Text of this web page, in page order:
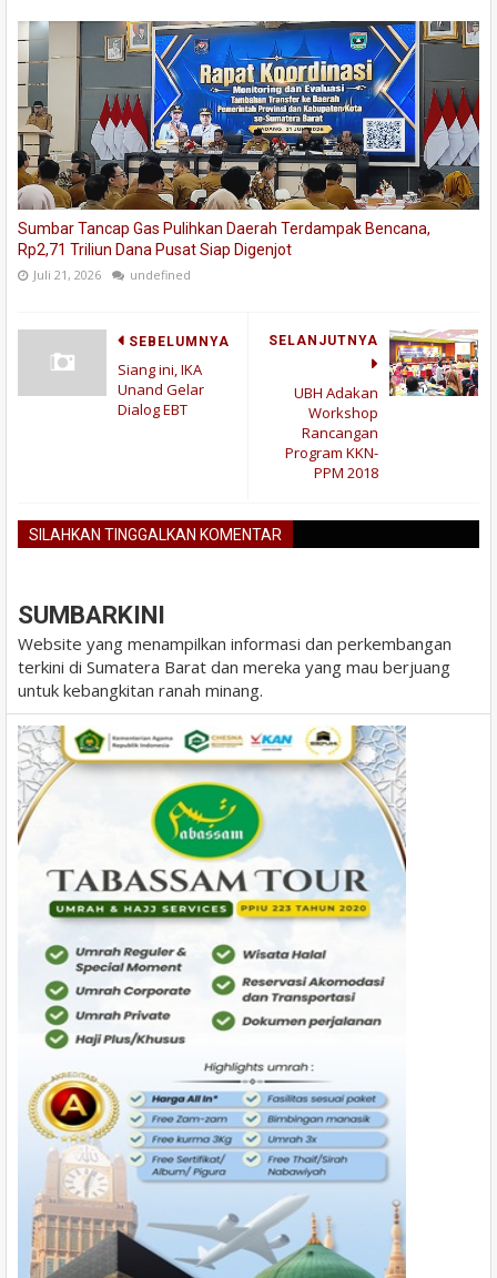
Sumbar Tancap Gas Pulihkan Daerah Terdampak Bencana,
Rp2,71 Triliun Dana Pusat Siap Digenjot
Juli 21, 2026 undefined
SELANJUTNYA
UBH Adakan
Workshop
Rancangan
Program KKN-
PPM 2018
SEBELUMNYA
Siang ini, IKA
Unand Gelar
Dialog EBT
SILAHKAN TINGGALKAN KOMENTAR
SUMBARKINI
Website yang menampilkan informasi dan perkembangan
terkini di Sumatera Barat dan mereka yang mau berjuang
untuk kebangkitan ranah minang.